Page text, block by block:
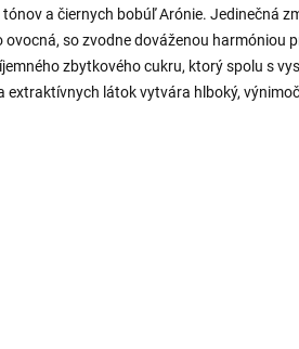
a čiernych bobúľ Arónie. Jedinečná
ovocná, so zvodne dováženou harmóniou
zbytkového cukru, ktorý spolu s
extraktívnych látok vytvára hlboký,